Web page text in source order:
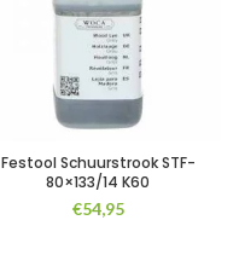
Festool Schuurstrook STF-
80×133/14 K60
€54,95